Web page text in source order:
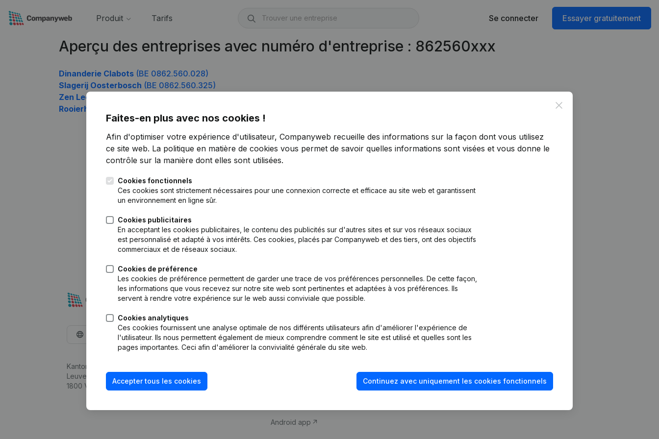
Produit Tarifs Se connecter Essayer gratuitement
Aperçu des entreprises avec numéro d'entreprise : 862560xxx
Dinanderie Clabots (BE 0862.560.028)
Slagerij Oosterbosch (BE 0862.560.325)
Zen Lecomte
Rooierheiderust
Close
Faites-en plus avec nos cookies !
Afin d'optimiser votre expérience d'utilisateur, Companyweb recueille des informations sur la façon dont vous utilisez
ce site web. La politique en matière de cookies vous permet de savoir quelles informations sont visées et vous donne le
contrôle sur la manière dont elles sont utilisées.
Cookies fonctionnels
Ces cookies sont strictement nécessaires pour une connexion correcte et efficace au site web et garantissent
un environnement en ligne sûr.
Cookies publicitaires
En acceptant les cookies publicitaires, le contenu des publicités sur d'autres sites et sur vos réseaux sociaux
est personnalisé et adapté à vos intérêts. Ces cookies, placés par Companyweb et des tiers, ont des objectifs
commerciaux et de réseaux sociaux.
Cookies de préférence
Les cookies de préférence permettent de garder une trace de vos préférences personnelles. De cette façon,
les informations que vous recevez sur notre site web sont pertinentes et adaptées à vos préférences. Ils
servent à rendre votre expérience sur le web aussi conviviale que possible.
Cookies analytiques
Ces cookies fournissent une analyse optimale de nos différents utilisateurs afin d'améliorer l'expérience de
l'utilisateur. Ils nous permettent également de mieux comprendre comment le site est utilisé et quelles sont les
pages importantes. Ceci afin d'améliorer la convivialité générale du site web.
Accepter tous les cookies Continuez avec uniquement les cookies fonctionnels
Français
Kantorenpark Everest
Leuvensesteenweg 248D,
1800 Vilvoorde
Produit
d’entreprise
Monitoring
Android app
fraude
Consulter des comptes annuels
Vérification de la solvabilité